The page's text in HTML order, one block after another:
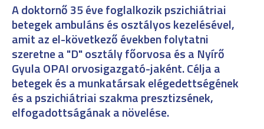
A doktornő 35 éve foglalkozik pszichiátriai
betegek ambuláns és osztályos kezelésével,
amit az el-következő években folytatni
szeretne a "D" osztály főorvosa és a Nyírő
Gyula OPAI orvosigazgató-jaként. Célja a
betegek és a munkatársak elégedettségének
és a pszichiátriai szakma presztizsének,
elfogadottságának a növelése.